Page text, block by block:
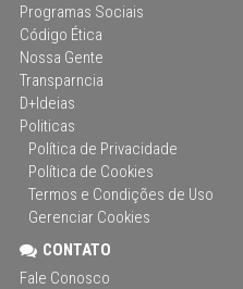
Programas Sociais
Código Ética
Nossa Gente
Transparncia
D+Ideias
Politicas
Política de Privacidade
Política de Cookies
Termos e Condições de Uso
Gerenciar Cookies
CONTATO
Fale Conosco